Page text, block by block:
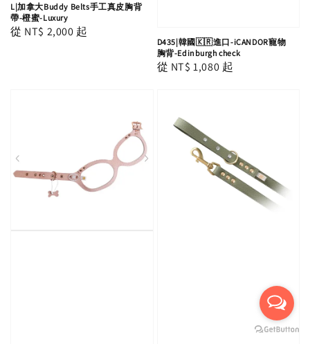
L|加拿大Buddy Belts手工真皮胸背
帶-橙蜜-Luxury
Regular
從 NT$ 2,000 起
D435|韓國🇰🇷進口-iCANDOR寵物
胸背-Edinburgh check
Regular
從 NT$ 1,080 起